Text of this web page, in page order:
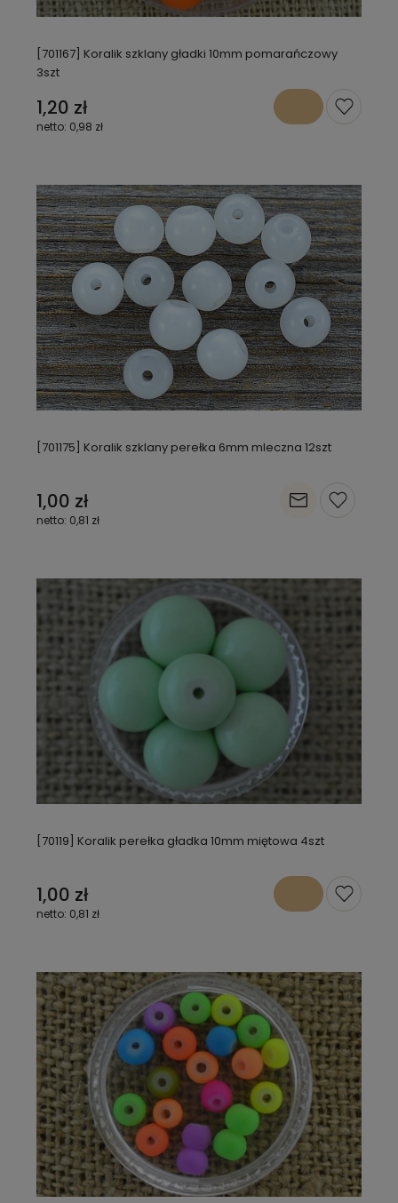
[701167] Koralik szklany gładki 10mm pomarańczowy
3szt
1,20 zł
0,98 zł
[701175] Koralik szklany perełka 6mm mleczna 12szt
1,00 zł
0,81 zł
[70119] Koralik perełka gładka 10mm miętowa 4szt
1,00 zł
0,81 zł